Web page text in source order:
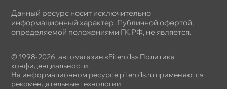
© 1998-2026, автомагазин «Piteroils» Политика
конфиденциальности,
На информационном ресурсе piteroils.ru применяются
рекомендательные технологии
Данный ресурс носит исключительно
информационный характер. Публичной офертой,
определяемой положениями ГК РФ, не является.